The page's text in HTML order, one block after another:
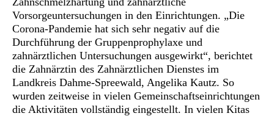
Vorsorgeuntersuchungen in den Einrichtungen. „Die
Corona-Pandemie hat sich sehr negativ auf die
Durchführung der Gruppenprophylaxe und
zahnärztlichen Untersuchungen ausgewirkt“, berichtet
die Zahnärztin des Zahnärztlichen Dienstes im
Landkreis Dahme-Spreewald, Angelika Kautz. So
wurden zeitweise in vielen Gemeinschaftseinrichtungen
die Aktivitäten vollständig eingestellt. In vielen Kitas